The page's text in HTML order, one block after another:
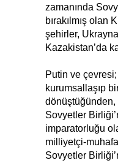
zamanında
bırakılmış olan
şehirler,
Kazakistan’da
Putin ve
kurumsallaşıp
dönüştüğünden,
Sovyetler
imparatorluğu
milliyetçi-
Sovyetler